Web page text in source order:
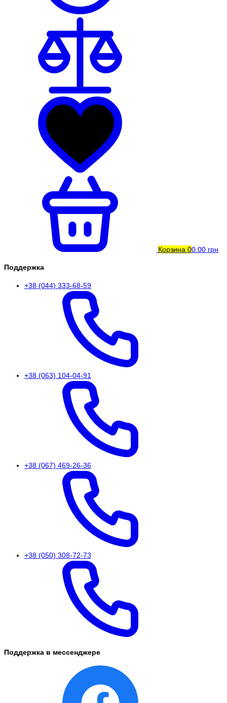
Корзина 00.00 грн
Поддержка
+38 (044) 333-68-59
+38 (063) 104-04-91
+38 (067) 469-26-36
+38 (050) 308-72-73
Поддержка в мессенджере